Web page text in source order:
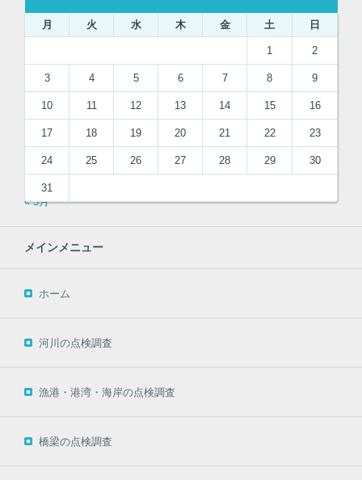
月 火 水 木 金 土 日
1 2
3 4 5 6 7 8 9
10 11 12 13 14 15 16
17 18 19 20 21 22 23
24 25 26 27 28 29 30
31
« 5月
メインメニュー
ホーム
河川の点検調査
漁港・港湾・海岸の点検調査
橋梁の点検調査